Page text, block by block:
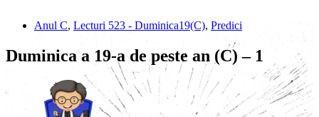
Anul C, Lecturi 523 - Duminica19(C), Predici
Duminica a 19-a de peste an (C) – 1